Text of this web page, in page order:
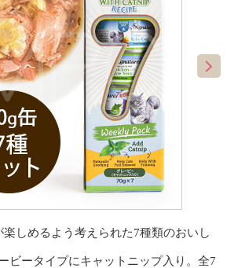
しめるよう考えられた7種類のおいし
ビータイプにキャットニップ入り。全7